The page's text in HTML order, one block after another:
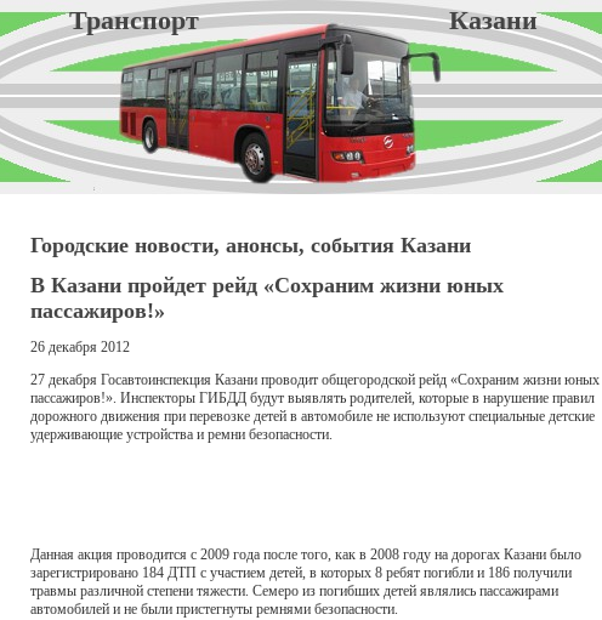
Транспорт Казани
Городские новости, анонсы, события Казани
В Казани пройдет рейд «Сохраним жизни юных
пассажиров!»
26 декабря 2012
27 декабря Госавтоинспекция Казани проводит общегородской рейд «Сохраним жизни юных
пассажиров!». Инспекторы ГИБДД будут выявлять родителей, которые в нарушение правил
дорожного движения при перевозке детей в автомобиле не используют специальные детские
удерживающие устройства и ремни безопасности.
Данная акция проводится с 2009 года после того, как в 2008 году на дорогах Казани было
зарегистрировано 184 ДТП с участием детей, в которых 8 ребят погибли и 186 получили
травмы различной степени тяжести. Семеро из погибших детей являлись пассажирами
автомобилей и не были пристегнуты ремнями безопасности.